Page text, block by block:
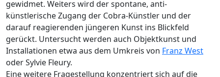
gewidmet. Weiters wird der spontane, anti-
künstlerische Zugang der Cobra-Künstler und der
darauf reagierenden jüngeren Kunst ins Blickfeld
gerückt. Untersucht werden auch Objektkunst und
Installationen etwa aus dem Umkreis von Franz West
oder Sylvie Fleury.
Eine weitere Fragestellung konzentriert sich auf die